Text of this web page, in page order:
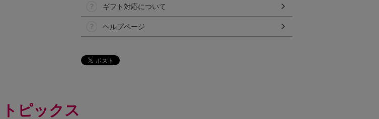
ギフト対応について
ヘルプページ
トピックス